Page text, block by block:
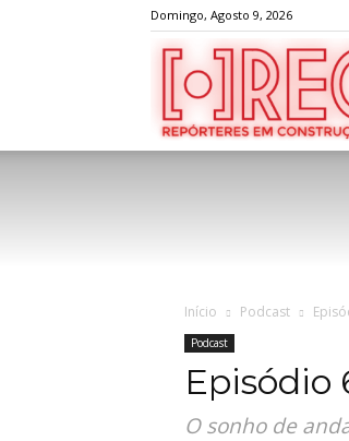
Domingo, Agosto 9, 2026
Início Podcast
Podcast
Episódio
O sonho de